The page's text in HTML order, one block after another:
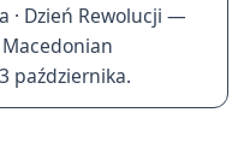
· Dzień Rewolucji —
października.